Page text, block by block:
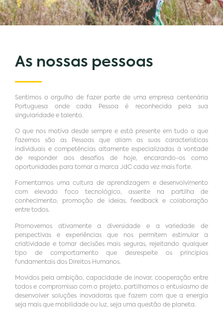
As nossas pessoas
Sentimos o orgulho de fazer parte de uma empresa centenária
Portuguesa onde cada Pessoa é reconhecida pela sua
singularidade e talento.
O que nos motiva desde sempre e está presente em tudo o que
fazemos são as Pessoas que aliam as suas características
individuais e competências altamente especializadas à vontade
de responder aos desafios de hoje, encarando-os como
oportunidades para tornar a marca JdC cada vez mais forte.
Fomentamos uma cultura de aprendizagem e desenvolvimento
com elevado foco tecnológico, assente na partilha de
conhecimento, promoção de ideias, feedback e colaboração
entre todos.
Promovemos ativamente a diversidade e a variedade de
perspectivas e experiências que nos permitem estimular a
criatividade e tomar decisões mais seguras, rejeitando qualquer
tipo de comportamento que desrespeite os princípios
fundamentais dos Direitos Humanos.
Movidos pela ambição, capacidade de inovar, cooperação entre
todos e compromisso com o projeto, partilhamos o entusiasmo de
desenvolver soluções inovadoras que fazem com que a energia
seja mais que mobilidade ou luz, seja uma questão de planeta.